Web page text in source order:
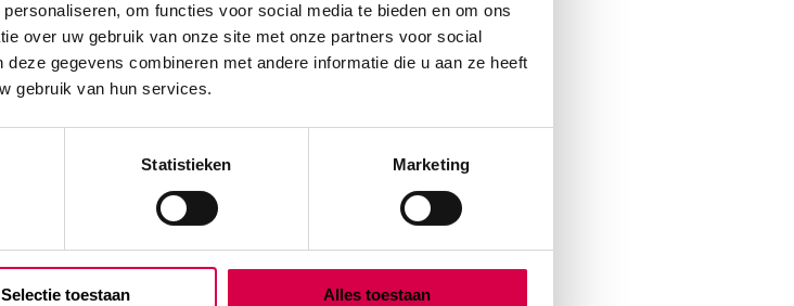
om functies voor social media te bieden en om ons
over uw gebruik van onze site met onze partners voor social
gegevens combineren met andere informatie die u aan ze heeft
gebruik van hun services.
Statistieken Marketing
Selectie toestaan Alles toestaan